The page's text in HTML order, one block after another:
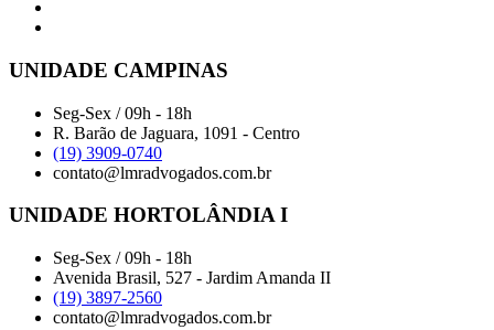
UNIDADE CAMPINAS
Seg-Sex / 09h - 18h
R. Barão de Jaguara, 1091 - Centro
(19) 3909-0740
contato@lmradvogados.com.br
UNIDADE HORTOLÂNDIA I
Seg-Sex / 09h - 18h
Avenida Brasil, 527 - Jardim Amanda II
(19) 3897-2560
contato@lmradvogados.com.br